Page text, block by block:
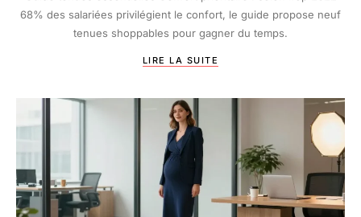
68% des salariées privilégient le confort, le guide propose neuf
tenues shoppables pour gagner du temps.
LIRE LA SUITE